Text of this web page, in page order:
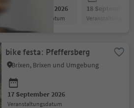
17 September 2026
Veranstaltungsdatum
18 September
bike festa: Pfeffersberg
Brixen, Brixen und Umgebung
17 September 2026
Veranstaltungsdatum